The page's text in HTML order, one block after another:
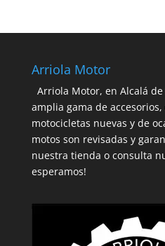
Arriola Motor
Arriola Motor, en Alcalá
amplia gama de
motocicletas nuevas y de
motos son revisadas y
nuestra tienda o consulta
esperamos!